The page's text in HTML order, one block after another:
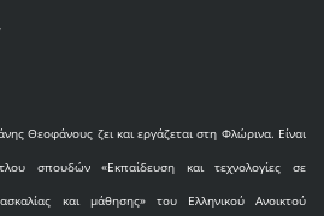
Θεοφάνους ζει και εργάζεται στη Φλώρινα. Είναι
σπουδών «Εκπαίδευση και τεχνολογίες σε
και μάθησης» του Ελληνικού Ανοικτού